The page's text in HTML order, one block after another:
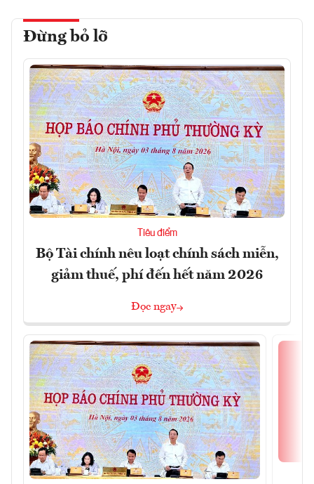
Đừng bỏ lỡ
Tiêu điểm
Bộ Tài chính nêu loạt chính sách miễn,
giảm thuế, phí đến hết năm 2026
Đọc ngay